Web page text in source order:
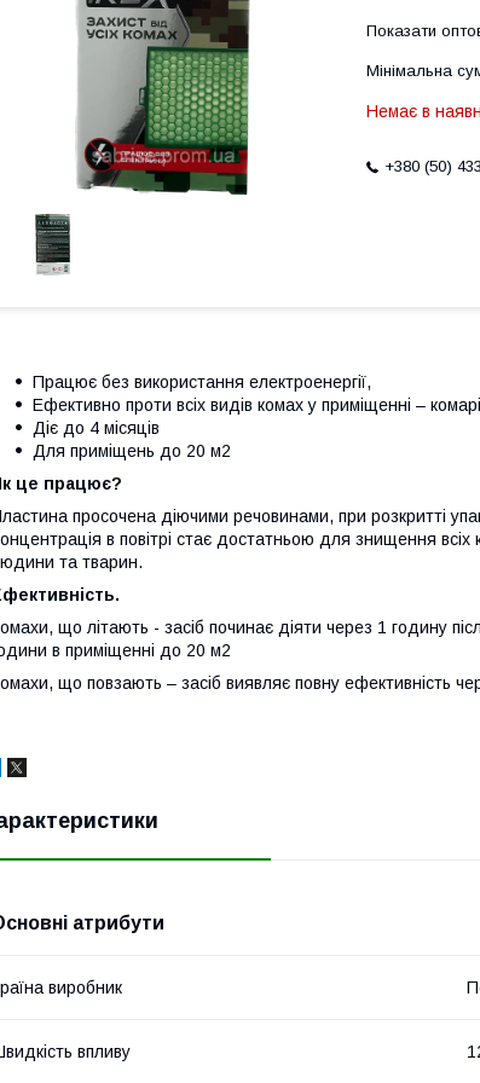
Показати
Мінімальна
Немає в
+380 (50)
Працює без використання електроенергії,
Ефективно проти всіх видів комах у приміщенні –
Діє до 4 місяців
Для приміщень до 20 м2
це працює?
просочена діючими речовинами, при розкритті
в повітрі стає достатньою для знищення
та тварин.
що літають - засіб починає діяти через 1 годину
в приміщенні до 20 м2
що повзають – засіб виявляє повну ефективність
атрибути
виробник
впливу